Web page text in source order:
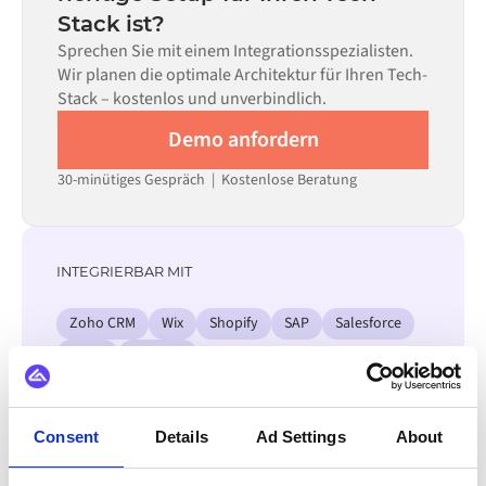
Consent Details Ad Settings About
Systeme sind im Alumio Marketplace verfügbar, was die
Einrichtungszeit erheblich verkürzt.
Stack ist?
Sprechen Sie mit einem Integrationsspezialisten.
Wir planen die optimale Architektur für Ihren Tech-
Stack – kostenlos und unverbindlich.
Demo anfordern
30-minütiges Gespräch | Kostenlose Beratung
INTEGRIERBAR MIT
Zoho CRM Wix Shopify SAP
Salesforce
Alle Yext Integrationen ansehen